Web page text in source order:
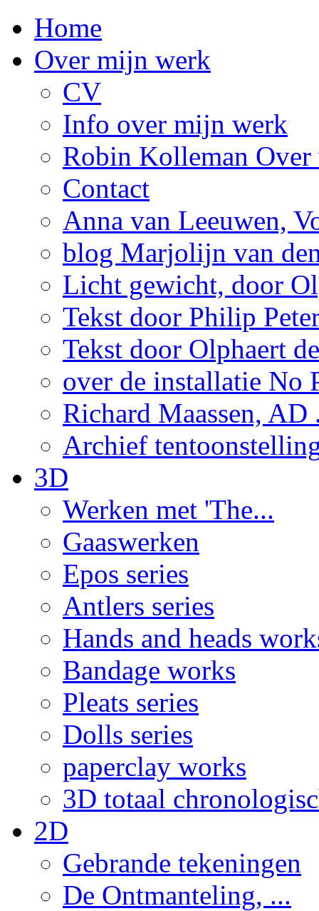
Home
Over mijn werk
CV
Info over mijn werk
Robin Kolleman
Contact
Anna van Leeuwen,
blog Marjolijn van
Licht gewicht, door
Tekst door Philip
Tekst door Olphaert
over de installatie No
Richard Maassen, AD
Archief
3D
Werken met 'The...
Gaaswerken
Epos series
Antlers series
Hands and heads
Bandage works
Pleats series
Dolls series
paperclay works
3D totaal
2D
Gebrande tekeningen
De Ontmanteling, ...